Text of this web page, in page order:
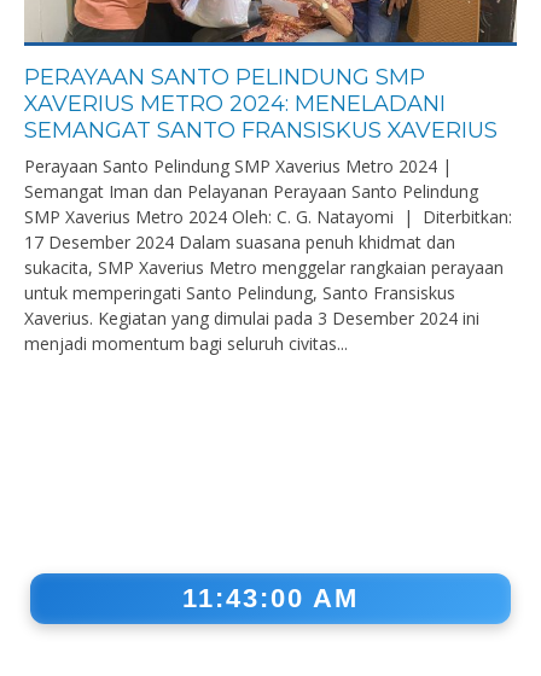
PERAYAAN SANTO PELINDUNG SMP
XAVERIUS METRO 2024: MENELADANI
SEMANGAT SANTO FRANSISKUS XAVERIUS
Perayaan Santo Pelindung SMP Xaverius Metro 2024 |
Semangat Iman dan Pelayanan Perayaan Santo Pelindung
SMP Xaverius Metro 2024 Oleh: C. G. Natayomi | Diterbitkan:
17 Desember 2024 Dalam suasana penuh khidmat dan
sukacita, SMP Xaverius Metro menggelar rangkaian perayaan
untuk memperingati Santo Pelindung, Santo Fransiskus
Xaverius. Kegiatan yang dimulai pada 3 Desember 2024 ini
menjadi momentum bagi seluruh civitas...
11:43:01 AM